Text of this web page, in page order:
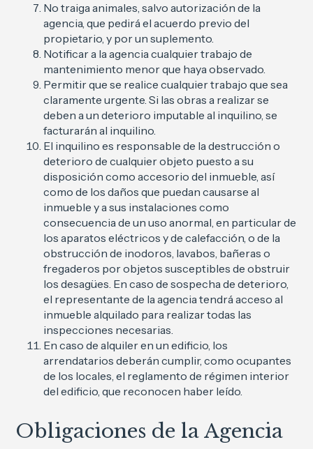
No traiga animales, salvo autorización de la
agencia, que pedirá el acuerdo previo del
propietario, y por un suplemento.
Notificar a la agencia cualquier trabajo de
mantenimiento menor que haya observado.
Permitir que se realice cualquier trabajo que sea
claramente urgente. Si las obras a realizar se
deben a un deterioro imputable al inquilino, se
facturarán al inquilino.
El inquilino es responsable de la destrucción o
deterioro de cualquier objeto puesto a su
disposición como accesorio del inmueble, así
como de los daños que puedan causarse al
inmueble y a sus instalaciones como
consecuencia de un uso anormal, en particular de
los aparatos eléctricos y de calefacción, o de la
obstrucción de inodoros, lavabos, bañeras o
fregaderos por objetos susceptibles de obstruir
los desagües. En caso de sospecha de deterioro,
el representante de la agencia tendrá acceso al
inmueble alquilado para realizar todas las
inspecciones necesarias.
En caso de alquiler en un edificio, los
arrendatarios deberán cumplir, como ocupantes
de los locales, el reglamento de régimen interior
del edificio, que reconocen haber leído.
Obligaciones de la Agencia